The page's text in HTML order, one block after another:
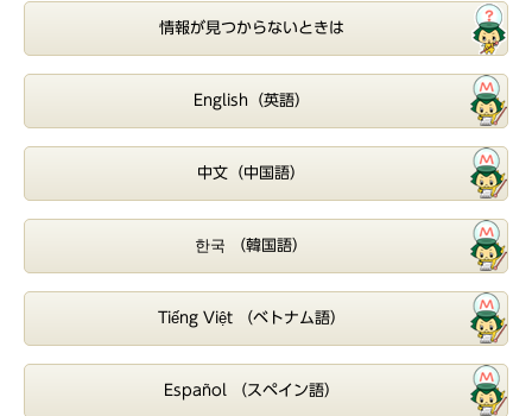
情報が見つからないときは
English（英語）
中文（中国語）
한국 （韓国語）
Tiếng Việt （ベトナム語）
Español （スペイン語）